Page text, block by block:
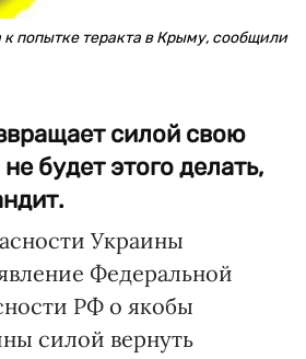
попытке теракта в Крыму, сообщили
силой свою
будет этого делать,
Украины
Федеральной
РФ о якобы
силой вернуть